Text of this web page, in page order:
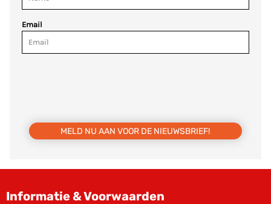
Email
MELD NU AAN VOOR DE NIEUWSBRIEF!
Informatie & Voorwaarden